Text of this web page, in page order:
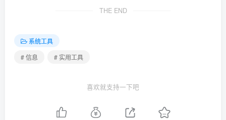
THE END
系统工具
# 信息
# 实用工具
喜欢就支持一下吧